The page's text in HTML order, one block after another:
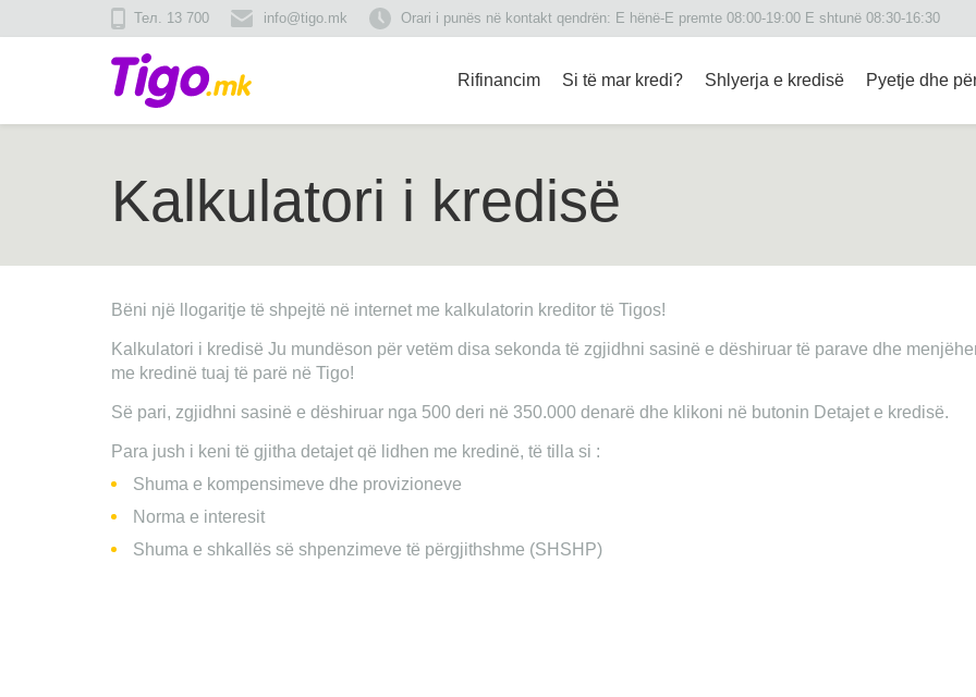
Тел. 13 700 info@tigo.mk Orari i punës në kontakt qendrën: Е hënë-E premte 08:00-19:00 E shtunë 08:30-16:30
Rifinancim Si të mar kredi? Shlyerja e kredisë Pyetje dhe
Kalkulatori i kredisë
Bëni një llogaritje të shpejtë në internet me kalkulatorin kreditor të Tigos!
Kalkulatori i kredisë Ju mundëson për vetëm disa sekonda të zgjidhni sasinë e dëshiruar të parave dhe
me kredinë tuaj të parë në Tigo!
Së pari, zgjidhni sasinë e dëshiruar nga 500 deri në 350.000 denarë dhe klikoni në butonin Detajet e kredisë.
Para jush i keni të gjitha detajet që lidhen me kredinë, të tilla si :
Shuma e kompensimeve dhe provizioneve
Norma e interesit
Shuma e shkallës së shpenzimeve të përgjithshme (SHSHP)